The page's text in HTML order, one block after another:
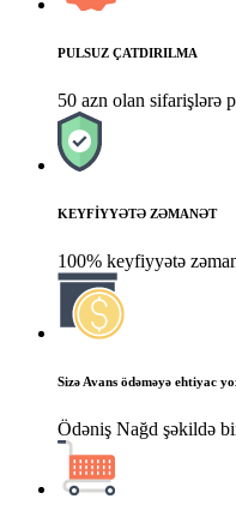
PULSUZ ÇATDIRILMA
50 azn olan sifarişlərə
KEYFİYYƏTƏ ZƏMANƏT
100% keyfiyyətə
Sizə Avans ödəməyə ehtiyac
Ödəniş Nağd şəkildə